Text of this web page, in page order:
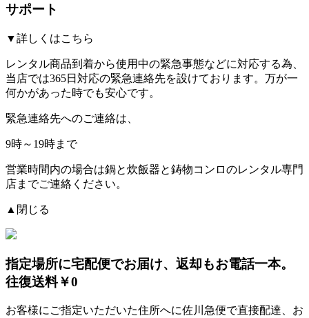
サポート
▼詳しくはこちら
レンタル商品到着から使用中の緊急事態などに対応する為、
当店では365日対応の緊急連絡先を設けております。 万が一
何かがあった時でも安心です。
緊急連絡先へのご連絡は、
9時～19時まで
営業時間内の場合は鍋と炊飯器と鋳物コンロのレンタル専門
店までご連絡ください。
▲閉じる
指定場所に宅配便でお届け、返却もお電話一本。
往復送料￥0
お客様にご指定いただいた住所へに佐川急便で直接配達、お